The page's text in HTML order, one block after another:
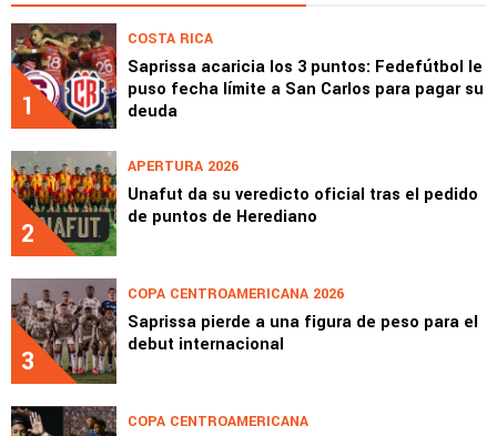
1
COSTA RICA
Saprissa acaricia los 3 puntos: Fedefútbol le
puso fecha límite a San Carlos para pagar su
deuda
2
APERTURA 2026
Unafut da su veredicto oficial tras el pedido
de puntos de Herediano
3
COPA CENTROAMERICANA 2026
Saprissa pierde a una figura de peso para el
debut internacional
COPA CENTROAMERICANA